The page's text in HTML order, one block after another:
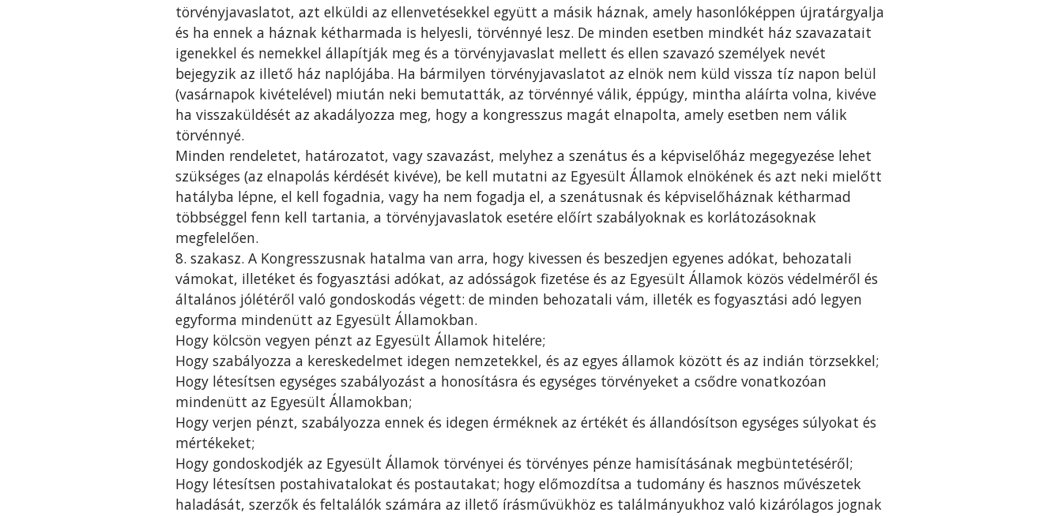
törvényjavaslatot, azt elküldi az ellenvetésekkel együtt a másik háznak, amely hasonlóképpen újratárgyalja
és ha ennek a háznak kétharmada is helyesli, törvénnyé lesz. De minden esetben mindkét ház szavazatait
igenekkel és nemekkel állapítják meg és a törvényjavaslat mellett és ellen szavazó személyek nevét
bejegyzik az illető ház naplójába. Ha bármilyen törvényjavaslatot az elnök nem küld vissza tíz napon belül
(vasárnapok kivételével) miután neki bemutatták, az törvénnyé válik, éppúgy, mintha aláírta volna, kivéve
ha visszaküldését az akadályozza meg, hogy a kongresszus magát elnapolta, amely esetben nem válik
törvénnyé.
Minden rendeletet, határozatot, vagy szavazást, melyhez a szenátus és a képviselőház megegyezése lehet
szükséges (az elnapolás kérdését kivéve), be kell mutatni az Egyesült Államok elnökének és azt neki mielőtt
hatályba lépne, el kell fogadnia, vagy ha nem fogadja el, a szenátusnak és képviselőháznak kétharmad
többséggel fenn kell tartania, a törvényjavaslatok esetére előírt szabályoknak es korlátozásoknak
megfelelően.
8. szakasz. A Kongresszusnak hatalma van arra, hogy kivessen és beszedjen egyenes adókat, behozatali
vámokat, illetéket és fogyasztási adókat, az adósságok fizetése és az Egyesült Államok közös védelméről és
általános jólétéről való gondoskodás végett: de minden behozatali vám, illeték es fogyasztási adó legyen
egyforma mindenütt az Egyesült Államokban.
Hogy kölcsön vegyen pénzt az Egyesült Államok hitelére;
Hogy szabályozza a kereskedelmet idegen nemzetekkel, és az egyes államok között és az indián törzsekkel;
Hogy létesítsen egységes szabályozást a honosításra és egységes törvényeket a csődre vonatkozóan
mindenütt az Egyesült Államokban;
Hogy verjen pénzt, szabályozza ennek és idegen érméknek az értékét és állandósítson egységes súlyokat és
mértékeket;
Hogy gondoskodjék az Egyesült Államok törvényei és törvényes pénze hamisításának megbüntetéséről;
Hogy létesítsen postahivatalokat és postautakat; hogy előmozdítsa a tudomány és hasznos művészetek
haladását, szerzők és feltalálók számára az illető írásművükhöz es találmányukhoz való kizárólagos jognak